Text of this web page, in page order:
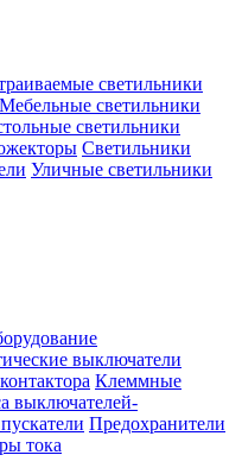
светильники
Мебельные светильники
светильники
Светильники
Уличные светильники
выключатели
Клеммные
выключателей-
Предохранители
тока